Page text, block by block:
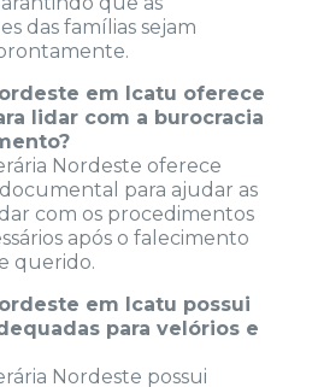
das famílias sejam
em Icatu oferece
lidar com a burocracia
Nordeste oferece
documental para ajudar as
com os procedimentos
após o falecimento
querido.
em Icatu possui
para velórios e
Nordeste possui